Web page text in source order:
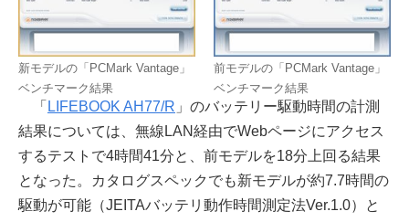
新モデルの「PCMark Vantage」
ベンチマーク結果
前モデルの「PCMark Vantage」
ベンチマーク結果
「 LIFEBOOK AH77/R 」のバッテリー駆動時間の計測
結果については、無線LAN経由でWebページにアクセス
するテストで4時間41分と、前モデルを18分上回る結果
となった。カタログスペックでも新モデルが約7.7時間の
駆動が可能（JEITAバッテリ動作時間測定法Ver.1.0）と